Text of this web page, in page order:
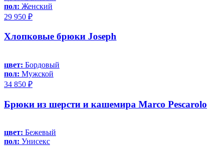
пол: Женский
29 950 ₽
Хлопковые брюки Joseph
цвет: Бордовый
пол: Мужской
34 850 ₽
Брюки из шерсти и кашемира Marco Pescarolo
цвет: Бежевый
пол: Унисекс